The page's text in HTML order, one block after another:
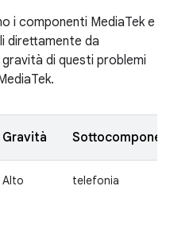
i componenti MediaTek e
direttamente da
di questi problemi
Gravità
Alto telefonia